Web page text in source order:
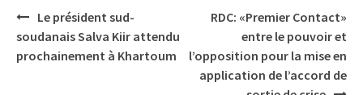
Post
navigation
Le président sud-
soudanais Salva Kiir attendu
prochainement à Khartoum
RDC: «Premier Contact»
entre le pouvoir et
l’opposition pour la mise en
application de l’accord de